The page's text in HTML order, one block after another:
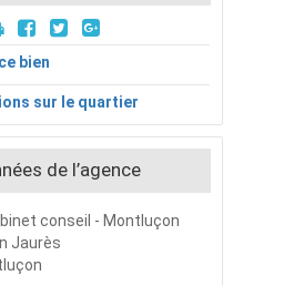
bien
sur le quartier
de l’agence
conseil - Montluçon
Jaurès